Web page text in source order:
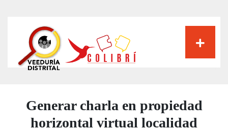
principal
Generar charla en propiedad
horizontal virtual localidad